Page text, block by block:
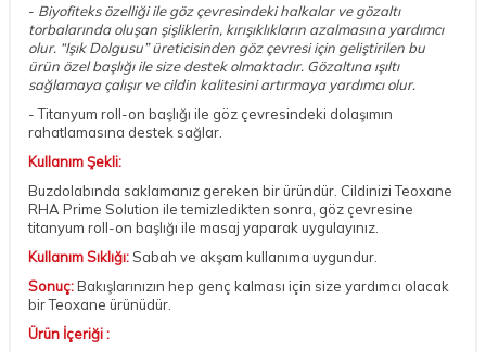
- Biyofiteks özelliği ile göz çevresindeki halkalar ve gözaltı
torbalarında oluşan şişliklerin, kırışıklıkların azalmasına yardımcı
olur. “Işık Dolgusu” üreticisinden göz çevresi için geliştirilen bu
ürün özel başlığı ile size destek olmaktadır. Gözaltına ışıltı
sağlamaya çalışır ve cildin kalitesini artırmaya yardımcı olur.
- Titanyum roll-on başlığı ile göz çevresindeki dolaşımın
rahatlamasına destek sağlar.
Kullanım Şekli:
Buzdolabında saklamanız gereken bir üründür. Cildinizi Teoxane
RHA Prime Solution ile temizledikten sonra, göz çevresine
titanyum roll-on başlığı ile masaj yaparak uygulayınız.
Kullanım Sıklığı: Sabah ve akşam kullanıma uygundur.
Sonuç:Bakışlarınızın hep genç kalması için size yardımcı olacak
bir Teoxane ürünüdür.
Ürün İçeriği :